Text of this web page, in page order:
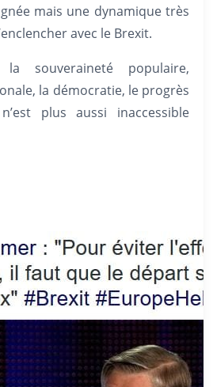
mais une dynamique très
avec le Brexit.
souveraineté populaire,
la démocratie, le progrès
plus aussi inaccessible